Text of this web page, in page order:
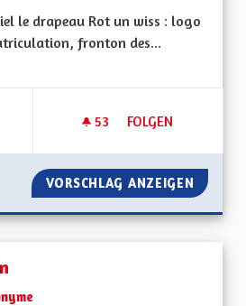
le drapeau Rot un wiss : logo
fronton des...
53 53 FOLLOWER
FOLGEN
DRAPEAU ALSACIEN
VORSCHLAG ANZEIGEN